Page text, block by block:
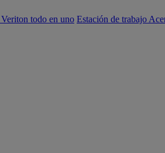
todo en uno Estación de trabajo